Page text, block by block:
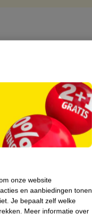
onze website
en aanbiedingen tonen
Je bepaalt zelf welke
Meer informatie over